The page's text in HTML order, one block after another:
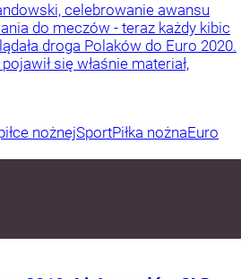
celebrowanie awansu
do meczów - teraz każdy kibic
droga Polaków do Euro 2020.
się właśnie materiał,
nożnejSportPiłka nożnaEuro